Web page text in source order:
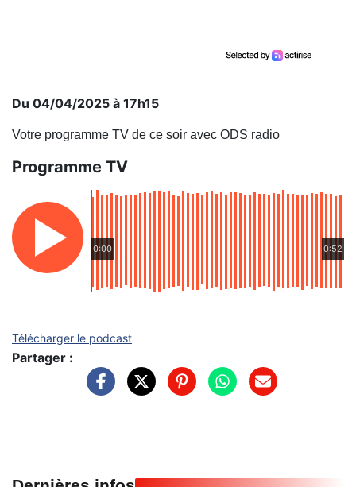
Du 04/04/2025 à 17h15
Votre programme TV de ce soir avec ODS radio
Programme TV
0:00 0:52
Télécharger le podcast
Partager :